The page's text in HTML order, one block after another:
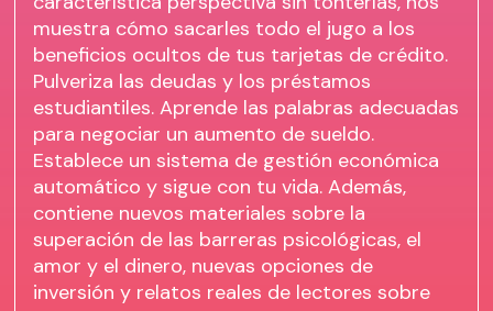
muestra cómo sacarles todo el jugo a los
beneficios ocultos de tus tarjetas de crédito.
Pulveriza las deudas y los préstamos
estudiantiles. Aprende las palabras adecuadas
para negociar un aumento de sueldo.
Establece un sistema de gestión económica
automático y sigue con tu vida. Además,
contiene nuevos materiales sobre la
superación de las barreras psicológicas, el
amor y el dinero, nuevas opciones de
inversión y relatos reales de lectores sobre